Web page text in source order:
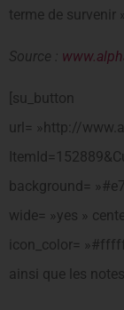
terme de survenir
Source :
[su_button
url= »http://
background=
wide= »yes »
icon_color=
ainsi que les